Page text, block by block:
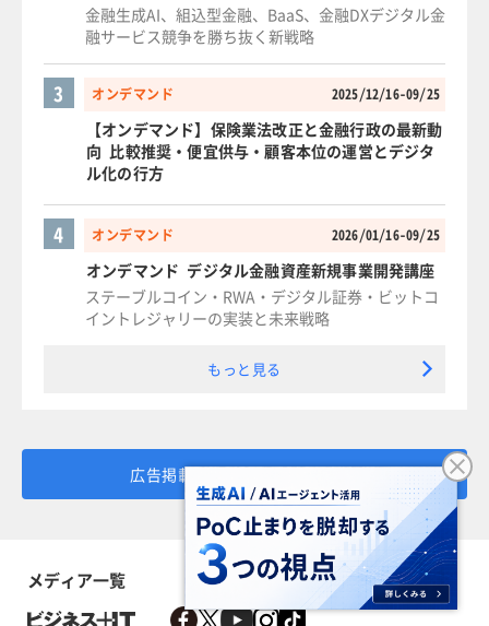
金融生成AI、組込型金融、BaaS、金融DXデジタル金
融サービス競争を勝ち抜く新戦略
オンデマンド 2025/12/16-09/25
3
【オンデマンド】保険業法改正と金融行政の最新動
向 比較推奨・便宜供与・顧客本位の運営とデジタ
ル化の行方
オンデマンド 2026/01/16-09/25
4
オンデマンド デジタル金融資産新規事業開発講座
ステーブルコイン・RWA・デジタル証券・ビットコ
イントレジャリーの実装と未来戦略
もっと見る
広告掲載・PRのお問い合わせ
メディア一覧